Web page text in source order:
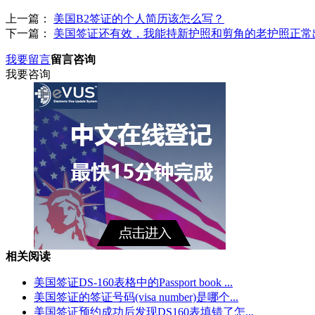
上一篇： 美国B2签证的个人简历该怎么写？
下一篇： 美国签证还有效，我能持新护照和剪角的老护照正常
我要留言留言咨询
我要咨询
相关阅读
美国签证DS-160表格中的Passport book ...
美国签证的签证号码(visa number)是哪个...
美国签证预约成功后发现DS160表填错了怎...